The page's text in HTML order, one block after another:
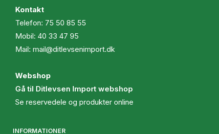
Kontakt
Telefon: 75 50 85 55
Mobil: 40 33 47 95
Mail: mail@ditlevsenimport.dk
Webshop
Gå til Ditlevsen Import webshop
Se reservedele og produkter online
INFORMATIONER